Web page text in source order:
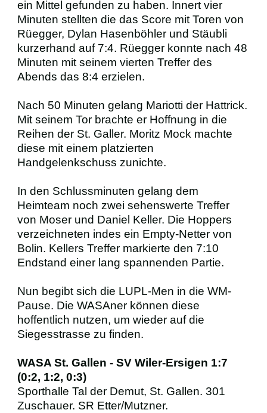
ein Mittel gefunden zu haben. Innert vier
Minuten stellten die das Score mit Toren von
Rüegger, Dylan Hasenböhler und Stäubli
kurzerhand auf 7:4. Rüegger konnte nach 48
Minuten mit seinem vierten Treffer des
Abends das 8:4 erzielen.
Nach 50 Minuten gelang Mariotti der Hattrick.
Mit seinem Tor brachte er Hoffnung in die
Reihen der St. Galler. Moritz Mock machte
diese mit einem platzierten
Handgelenkschuss zunichte.
In den Schlussminuten gelang dem
Heimteam noch zwei sehenswerte Treffer
von Moser und Daniel Keller. Die Hoppers
verzeichneten indes ein Empty-Netter von
Bolin. Kellers Treffer markierte den 7:10
Endstand einer lang spannenden Partie.
Nun begibt sich die LUPL-Men in die WM-
Pause. Die WASAner können diese
hoffentlich nutzen, um wieder auf die
Siegesstrasse zu finden.
WASA St. Gallen - SV Wiler-Ersigen 1:7
(0:2, 1:2, 0:3)
Sporthalle Tal der Demut, St. Gallen. 301
Zuschauer. SR Etter/Mutzner.